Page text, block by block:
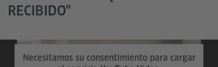
RECIBIDO"
Necesitamos su consentimiento para cargar